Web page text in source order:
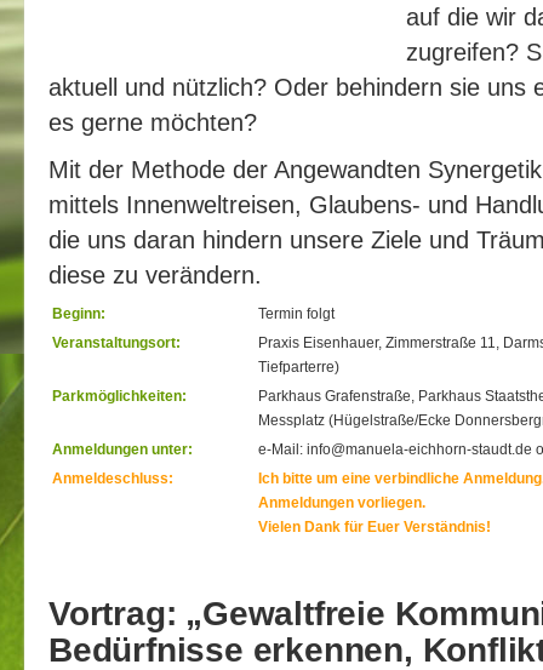
auf die wir
zugreifen?
aktuell und nützlich? Oder behindern sie uns
es gerne möchten?
Mit der Methode der Angewandten
mittels Innenweltreisen, Glaubens- und
die uns daran hindern unsere Ziele und
diese zu verändern.
Beginn:
Termin folgt
Veranstaltungsort:
Praxis Eisenhauer, Zimmerstraße 11,
Tiefparterre)
Parkmöglichkeiten:
Parkhaus Grafenstraße, Parkhaus
Messplatz (Hügelstraße/Ecke
Anmeldungen unter:
e-Mail: info@manuela-eichhorn-staudt.de
Anmeldeschluss:
Ich bitte um eine verbindliche
Anmeldungen vorliegen.
Vielen Dank für Euer Verständnis!
Vortrag: „Gewaltfreie
Bedürfnisse erkennen,